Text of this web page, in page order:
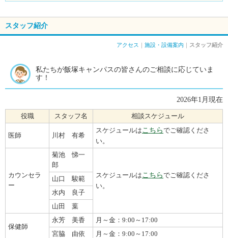
スタッフ紹介
アクセス ｜ 施設・設備案内 ｜ スタッフ紹介
私たちが飯塚キャンパスの皆さんのご相談に応じていま
す！
2026年1月現在
役職 スタッフ名 相談スケジュール
医師 川村 有希
スケジュールはこちらでご確認くださ
い。
カウンセラ
ー
菊池 悌一
郎
スケジュールはこちらでご確認くださ
い。
山口 駿範
水内 良子
山田 葉
保健師
永芳 美香
月～金：9:00～17:00
宮脇 由依
月～金：9:00～17:00